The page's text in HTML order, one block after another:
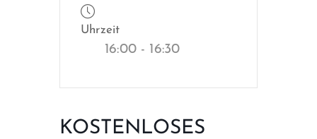
Uhrzeit
16:00 - 16:30
KOSTENLOSES